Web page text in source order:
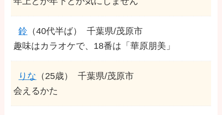
鈴 （40代半ば）
千葉県/茂原市
趣味はカラオケで、18番は「華原朋美」
りな （25歳）
千葉県/茂原市
会えるかた